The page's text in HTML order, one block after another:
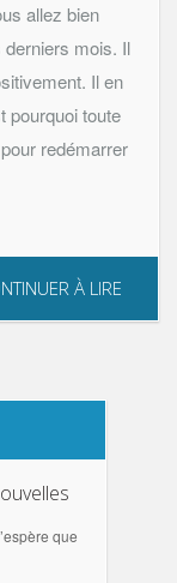
allez bien
mois. Il
Il en
pourquoi toute
redémarrer
À LIRE
que